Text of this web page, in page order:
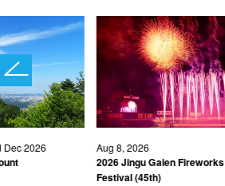
Dec 2026 Aug 8, 2026
2026 Jingu Gaien Fireworks
Festival (45th)